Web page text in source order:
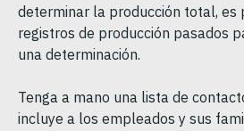
determinar la producción total, es
registros de producción pasados
una determinación.
Tenga a mano una lista de
incluye a los empleados y sus